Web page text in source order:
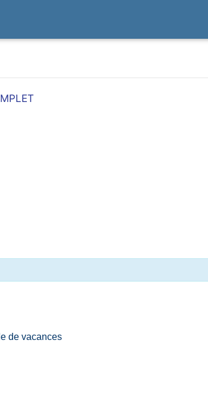
de vacances